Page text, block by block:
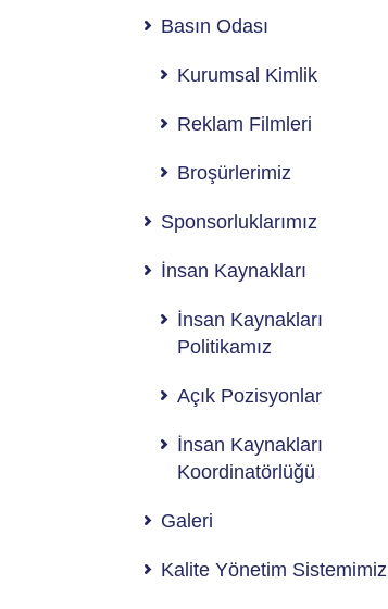
Basın Odası
Kurumsal Kimlik
Reklam Filmleri
Broşürlerimiz
Sponsorluklarımız
İnsan Kaynakları
İnsan Kaynakları
Politikamız
Açık Pozisyonlar
İnsan Kaynakları
Koordinatörlüğü
Galeri
Kalite Yönetim Sistemimiz